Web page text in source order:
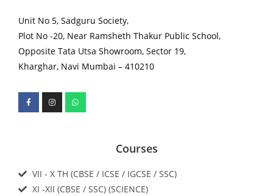
Unit No 5, Sadguru Society,
Plot No -20, Near Ramsheth Thakur Public School,
Opposite Tata Utsa Showroom, Sector 19,
Kharghar, Navi Mumbai – 410210
Courses
VII - X TH (CBSE / ICSE / IGCSE / SSC)
XI -XII (CBSE / SSC) (SCIENCE)